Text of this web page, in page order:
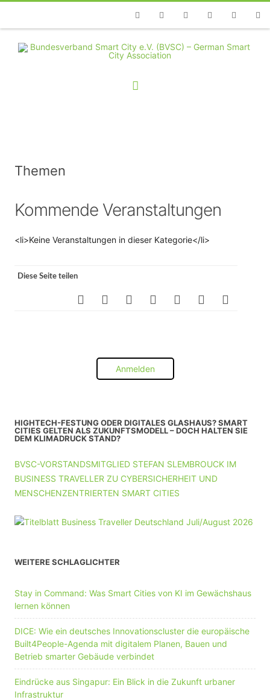
TelefonFacebookTwitterYoutubeInstagramLinkedin
Themen
Kommende Veranstaltungen
<li>Keine Veranstaltungen in dieser Kategorie</li>
Diese Seite teilen
Anmelden
HIGHTECH-FESTUNG ODER DIGITALES GLASHAUS? SMART
CITIES GELTEN ALS ZUKUNFTSMODELL – DOCH HALTEN SIE
DEM KLIMADRUCK STAND?
BVSC-VORSTANDSMITGLIED STEFAN SLEMBROUCK IM
BUSINESS TRAVELLER ZU CYBERSICHERHEIT UND
MENSCHENZENTRIERTEN SMART CITIES
WEITERE SCHLAGLICHTER
Stay in Command: Was Smart Cities von KI im Gewächshaus
lernen können
DICE: Wie ein deutsches Innovationscluster die europäische
Built4People-Agenda mit digitalem Planen, Bauen und
Betrieb smarter Gebäude verbindet
Eindrücke aus Singapur: Ein Blick in die Zukunft urbaner
Infrastruktur